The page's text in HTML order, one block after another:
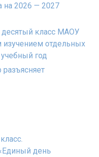
2026 — 2027
десятый класс МАОУ
отдельных
год
день